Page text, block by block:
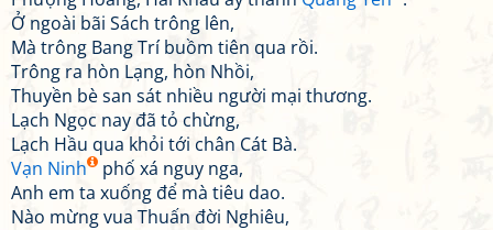
Ở ngoài bãi Sách trông lên,
Mà trông Bang Trí buồm tiên qua rồi.
Trông ra hòn Lạng, hòn Nhồi,
Thuyền bè san sát nhiều người mại thương.
Lạch Ngọc nay đã tỏ chừng,
Lạch Hầu qua khỏi tới chân Cát Bà.
Vạn Ninh
phố xá nguy nga,
Anh em ta xuống để mà tiêu dao.
Nào mừng vua Thuấn đời Nghiêu,